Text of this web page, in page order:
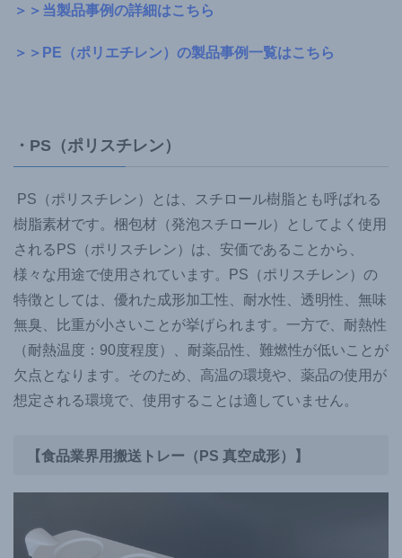
＞＞当製品事例の詳細はこちら
＞＞PE（ポリエチレン）の製品事例一覧はこちら
・PS（ポリスチレン）
PS（ポリスチレン）とは、スチロール樹脂とも呼ばれる
樹脂素材です。梱包材（発泡スチロール）としてよく使用
されるPS（ポリスチレン）は、安価であることから、
様々な用途で使用されています。PS（ポリスチレン）の
特徴としては、優れた成形加工性、耐水性、透明性、無味
無臭、比重が小さいことが挙げられます。一方で、耐熱性
（耐熱温度：90度程度）、耐薬品性、難燃性が低いことが
欠点となります。そのため、高温の環境や、薬品の使用が
想定される環境で、使用することは適していません。
【食品業界用搬送トレー（PS 真空成形）】